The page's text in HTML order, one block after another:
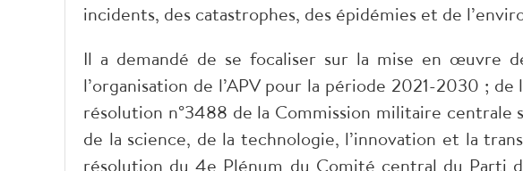
incidents, des catastrophes, des épidémies et de
Il a demandé de se focaliser sur la mise en œuvre
l’organisation de l’APV pour la période 2021-2030 ;
résolution n°3488 de la Commission militaire centrale
de la science, de la technologie, l’innovation et la
résolution du 4e Plénum du Comité central du Parti